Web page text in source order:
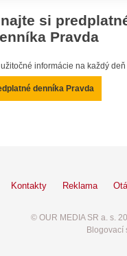
si
Pravda
informácie na každý deň
denníka Pravda
Kontakty Reklama
© OUR MEDIA SR a. s.
Blogovací